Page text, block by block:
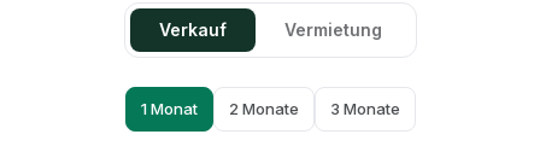
Verkauf Vermietung
1 Monat 2 Monate 3 Monate